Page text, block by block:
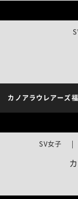
カノアラウレアーズ
SV女子 |